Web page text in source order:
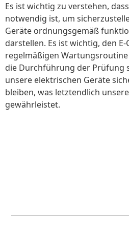
Es ist wichtig zu verstehen,
notwendig ist, um
Geräte ordnungsgemäß
darstellen. Es ist wichtig, den E-
regelmäßigen
die Durchführung der Prüfung
unsere elektrischen Geräte
bleiben, was letztendlich
gewährleistet.